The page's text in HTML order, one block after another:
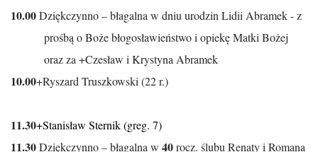
10.00Dziękczynno – błagalna w dniu urodzin Lidii Abramek - z
prośbą o Boże błogosławieństwo i opiekę Matki Bożej
oraz za +Czesław i Krystyna Abramek
10.00+Ryszard Truszkowski (22 r.)
11.30+Stanisław Sternik (greg. 7)
11.30Dziękczynno – błagalna w 40rocz. ślubu Renaty i Romana